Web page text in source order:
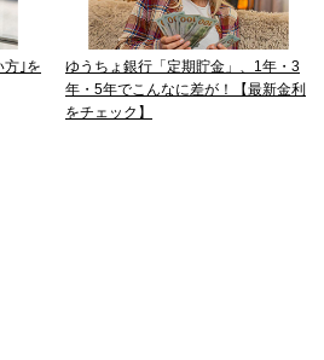
方｣を
ゆうちょ銀行「定期貯金」、1年・3
年・5年でこんなに差が！【最新金利
をチェック】